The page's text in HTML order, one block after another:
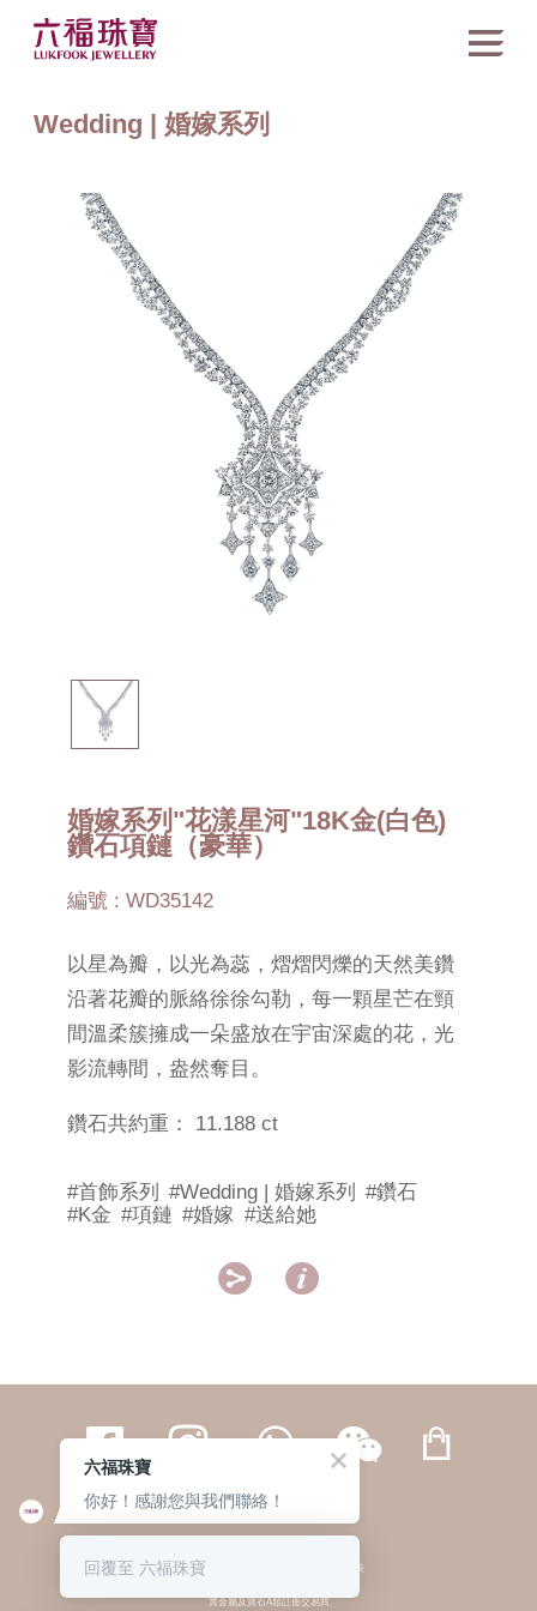
Wedding | 婚嫁系列
婚嫁系列"花漾星河"18K金(白色)
鑽石項鏈（豪華）
編號 : WD35142
以星為瓣，以光為蕊，熠熠閃爍的天然美鑽
沿著花瓣的脈絡徐徐勾勒，每一顆星芒在頸
間溫柔簇擁成一朵盛放在宇宙深處的花，光
影流轉間，盎然奪目。
鑽石共約重： 11.188 ct
#首飾系列 #Wedding | 婚嫁系列
#鑽石
#K金 #項鏈 #婚嫁 #送給她
 
繁體 | 簡体
© 六福集團 版權所有 不得轉載 私隱政策
貴金屬及寶石A類註冊交易商
六福珠寶
你好！感謝您與我們聯絡！
回覆至 六福珠寶